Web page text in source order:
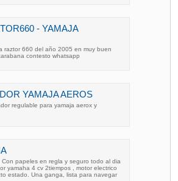
- YAMAJA
raztor 660 del año 2005 en muy buen
contesto whatsapp
YAMAJA AEROS
regulable para yamaja aerox y
papeles en regla y seguro todo al dia
yamaha 4 cv 2tiempos , motor electrico
estado. Una ganga, lista para navegar